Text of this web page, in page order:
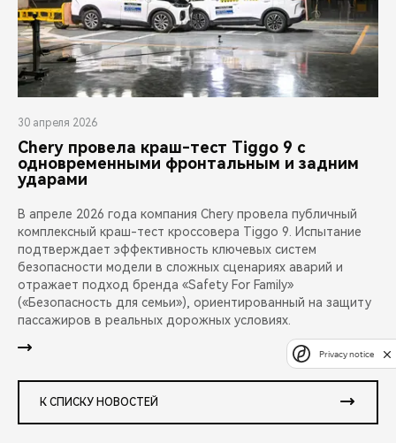
30 апреля 2026
Chery провела краш-тест Tiggo 9 с
одновременными фронтальным и задним
ударами
В апреле 2026 года компания Chery провела публичный
комплексный краш-тест кроссовера Tiggo 9. Испытание
подтверждает эффективность ключевых систем
безопасности модели в сложных сценариях аварий и
отражает подход бренда «Safety For Family»
(«Безопасность для семьи»), ориентированный на защиту
пассажиров в реальных дорожных условиях.
К СПИСКУ НОВОСТЕЙ
Privacy notice